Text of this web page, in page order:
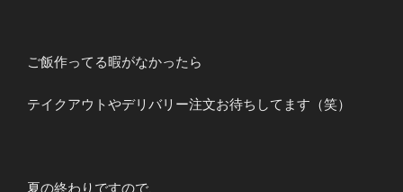
ご飯作ってる暇がなかったら
テイクアウトやデリバリー注文お待ちしてます（笑）
夏の終わりですので、